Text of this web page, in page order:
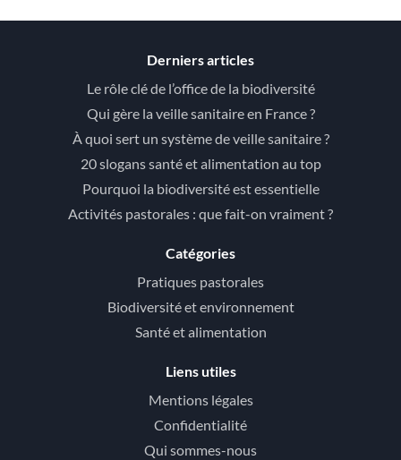
Derniers articles
Le rôle clé de l’office de la biodiversité
Qui gère la veille sanitaire en France ?
À quoi sert un système de veille sanitaire ?
20 slogans santé et alimentation au top
Pourquoi la biodiversité est essentielle
Activités pastorales : que fait-on vraiment ?
Catégories
Pratiques pastorales
Biodiversité et environnement
Santé et alimentation
Liens utiles
Mentions légales
Confidentialité
Qui sommes-nous